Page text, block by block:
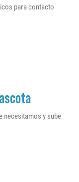
para contacto
necesitamos y sube